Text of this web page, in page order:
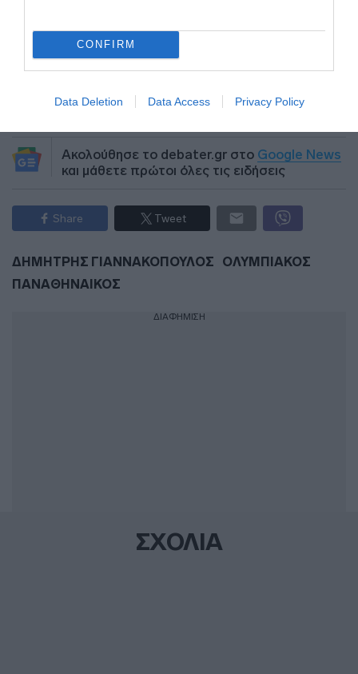
CONFIRM
Data Deletion Data Access Privacy Policy
Προσθήκη ως προτεινόμενη
Ακολούθησε το debater.gr στο Google News
και μάθετε πρώτοι όλες τις ειδήσεις
Share Tweet
ΔΗΜΗΤΡΗΣ ΓΙΑΝΝΑΚΟΠΟΥΛΟΣ
ΟΛΥΜΠΙΑΚΟΣ
ΠΑΝΑΘΗΝΑΙΚΟΣ
ΔΙΑΦΗΜΙΣΗ
ΣΧΟΛΙΑ